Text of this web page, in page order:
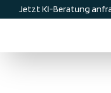
Jetzt KI-Beratung